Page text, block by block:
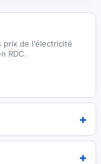
prix de l'électricité
RDC.